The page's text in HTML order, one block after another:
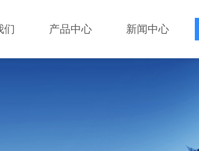
们 产品中心 新闻中心